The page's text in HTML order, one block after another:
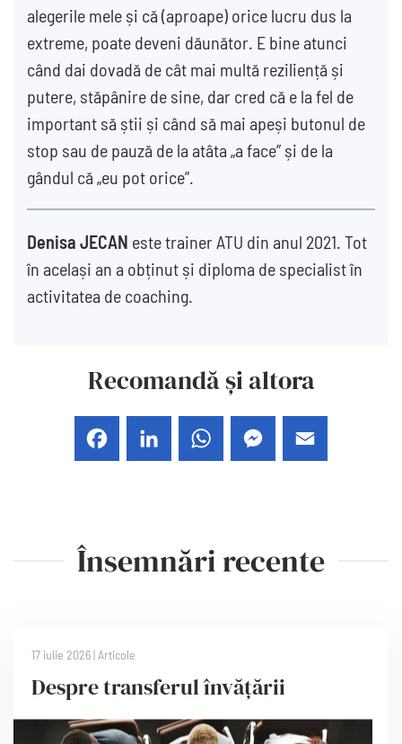
alegerile mele și că (aproape) orice lucru dus la
extreme, poate deveni dăunător. E bine atunci
când dai dovadă de cât mai multă reziliență și
putere, stăpânire de sine, dar cred că e la fel de
important să știi și când să mai apeși butonul de
stop sau de pauză de la atâta „a face” și de la
gândul că „eu pot orice”.
Denisa JECAN este trainer ATU din anul 2021. Tot
în același an a obținut și diploma de specialist în
activitatea de coaching.
Recomandă și altora
Facebook LinkedIn WhatsApp Messenger
Însemnări recente
17 iulie 2026| Articole
Despre transferul învățării